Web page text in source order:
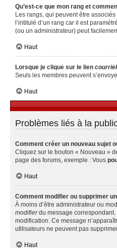
Qu’est-ce que mon rang et
Les rangs, qui peuvent être
l’intitulé d’un rang car il est
(ou un administrateur) peut
Haut
Lorsque je clique sur le lien courriel
Seuls les membres peuvent
Haut
Problèmes liés à la
Comment créer un nouveau sujet
Cliquez sur le bouton « Nouveau »
page des forums, exemple : Vous
Haut
Comment modifier ou supprimer
À moins d’être administrateur ou
modifierdu message correspondant.
modification. Ce message
utilisateurs ne peuvent pas
Haut